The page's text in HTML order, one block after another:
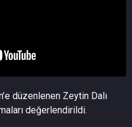
düzenlenen Zeytin Dalı
değerlendirildi.